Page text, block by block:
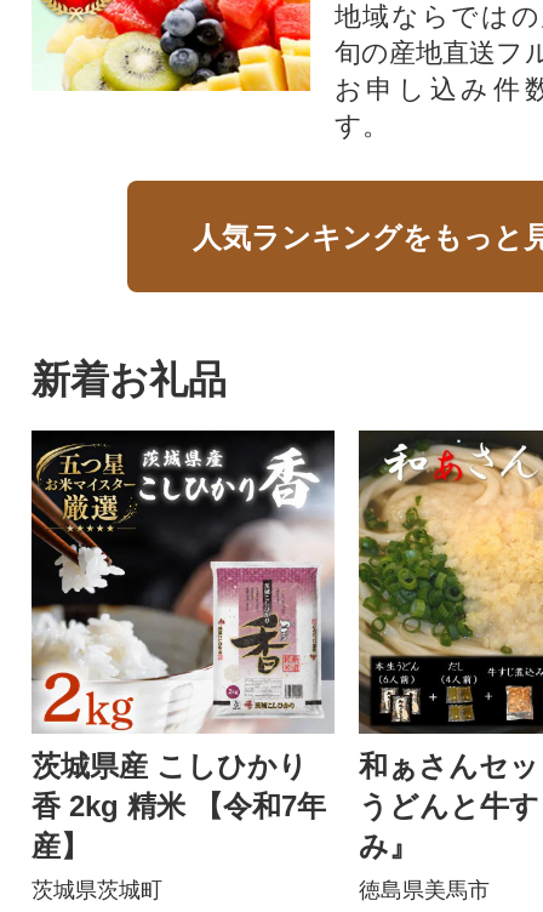
地域ならでは
旬の産地直送フ
お申し込み件
す。
人気ランキングをもっと
新着お礼品
茨城県産 こしひかり
香 2kg 精米 【令和7年
産】
茨城県茨城町
和ぁさんセ
うどんと牛
み』
徳島県美馬市